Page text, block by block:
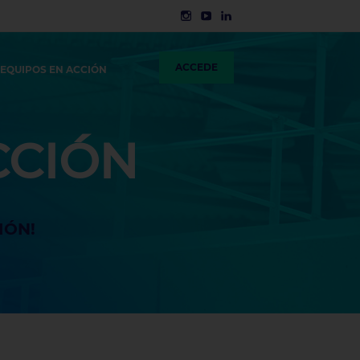
ACCEDE
EN ACCIÓN